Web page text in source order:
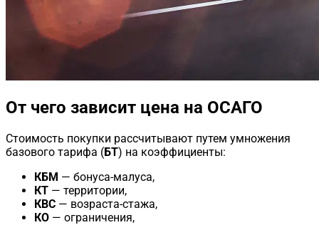
От чего зависит цена на ОСАГО
Стоимость покупки рассчитывают путем умножения
базового тарифа (БТ) на коэффициенты:
КБМ — бонуса-малуса,
КТ — территории,
КВС — возраста-стажа,
КО — ограничения,